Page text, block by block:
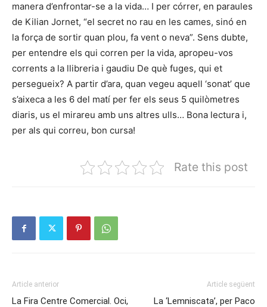
manera d’enfrontar-se a la vida… I per córrer, en paraules
de Kilian Jornet, “el secret no rau en les cames, sinó en
la força de sortir quan plou, fa vent o neva”. Sens dubte,
per entendre els qui corren per la vida, apropeu-vos
corrents a la llibreria i gaudiu De què fuges, qui et
persegueix? A partir d’ara, quan vegeu aquell ‘sonat’ que
s’aixeca a les 6 del matí per fer els seus 5 quilòmetres
diaris, us el mirareu amb uns altres ulls… Bona lectura i,
per als qui correu, bon cursa!
Rate this post
Article anterior
La Fira Centre Comercial. Oci,
Article següent
La ‘Lemniscata’, per Paco